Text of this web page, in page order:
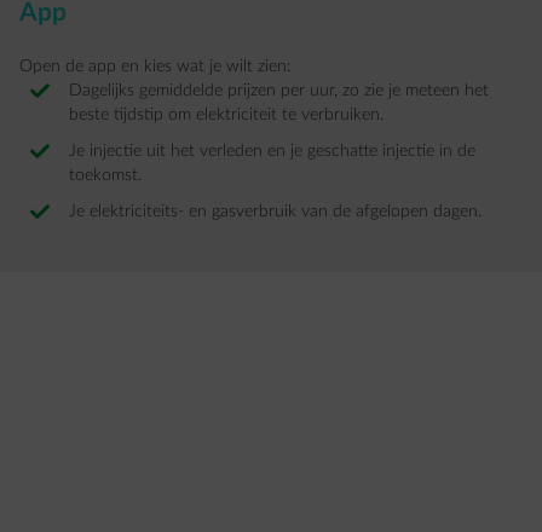
App
Open de app en kies wat je wilt zien:
Dagelijks gemiddelde prijzen per uur, zo zie je meteen het
beste tijdstip om elektriciteit te verbruiken.
Je injectie uit het verleden en je geschatte injectie in de
toekomst.
Je elektriciteits- en gasverbruik van de afgelopen dagen.